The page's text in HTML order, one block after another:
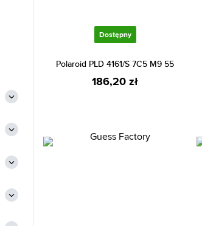
Dostępny
Polaroid PLD 4161/S 7C5 M9 55
186,20 zł